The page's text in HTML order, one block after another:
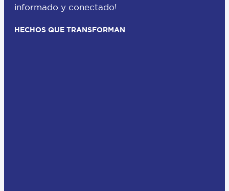
informado y conectado!
HECHOS QUE TRANSFORMAN